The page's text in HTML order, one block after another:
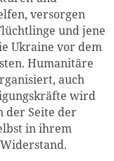
versorgen
und jene
Ukraine vor dem
Humanitäre
auch
wird
der Seite der
in ihrem